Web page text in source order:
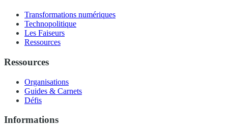
Transformations numériques
Technopolitique
Les Faiseurs
Ressources
Ressources
Organisations
Guides & Carnets
Défis
Informations